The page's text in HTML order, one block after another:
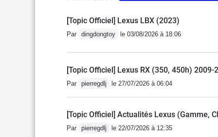
les 100 km soit
donc c'est très
% les options
exetera exetera toit
a les moyens de s'offrir
également malgré le
[Topic Officiel] Lexus LBX (2023)
Par dingdongtoy le 03/08/2026 à 18:06
[Topic Officiel] Lexus RX (350, 450h) 2009-
Par pierregdlj le 27/07/2026 à 06:04
[Topic Officiel] Actualités Lexus (Gamme,
Par pierregdlj le 22/07/2026 à 12:35